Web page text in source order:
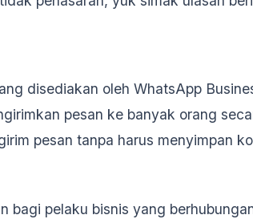
disediakan oleh WhatsApp
pesan ke banyak orang
pesan tanpa harus menyimpan
bagi pelaku bisnis yang